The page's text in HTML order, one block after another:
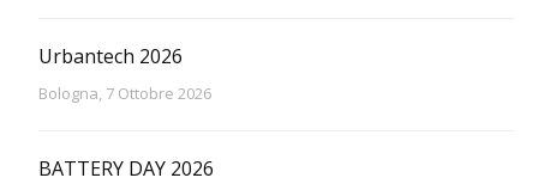
Urbantech 2026
Bologna, 7 Ottobre 2026
BATTERY DAY 2026